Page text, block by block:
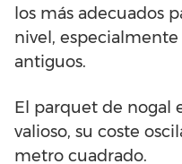
los más adecuados
nivel,
antiguos.
El parquet de nogal
valioso, su coste
metro cuadrado.